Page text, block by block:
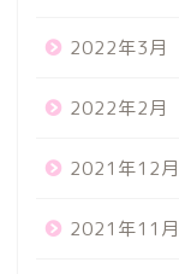
2022年3月
2022年2月
2021年12月
2021年11月